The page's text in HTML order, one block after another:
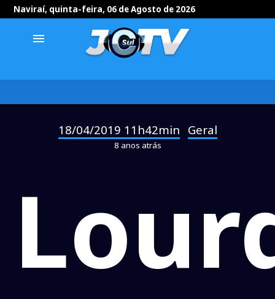
Naviraí, quinta-feira, 06 de Agosto de 2026
menu
18/04/2019 11h42min Geral
8 anos atrás